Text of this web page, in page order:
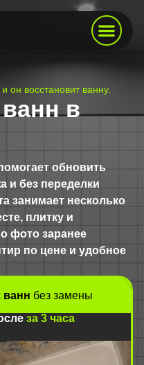
он восстановит ванну.
в
обновить
и без переделки
занимает несколько
плитку и
фото заранее
по цене и удобное
ванн без замены
за 3 часа